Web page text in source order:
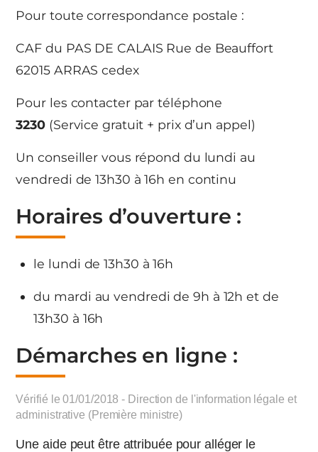
Pour toute correspondance postale :
CAF du PAS DE CALAIS Rue de Beauffort
62015 ARRAS cedex
Pour les contacter par téléphone
3230 (Service gratuit + prix d’un appel)
Un conseiller vous répond du lundi au
vendredi de 13h30 à 16h en continu
Horaires d’ouverture :
le lundi de 13h30 à 16h
du mardi au vendredi de 9h à 12h et de
13h30 à 16h
Démarches en ligne :
Vérifié le 01/01/2018 - Direction de l'information légale et
administrative (Première ministre)
Une aide peut être attribuée pour alléger le